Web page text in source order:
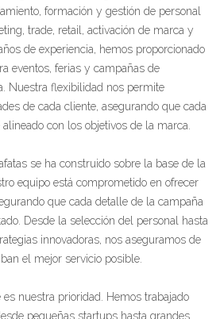
formación y gestión de personal
trade, retail, activación de marca y
de experiencia, hemos proporcionado
eventos, ferias y campañas de
Nuestra flexibilidad nos permite
de cada cliente, asegurando que cada
con los objetivos de la marca.
se ha construido sobre la base de la
equipo está comprometido en ofrecer
que cada detalle de la campaña
Desde la selección del personal hasta
innovadoras, nos aseguramos de
el mejor servicio posible.
nuestra prioridad. Hemos trabajado
pequeñas startups hasta grandes